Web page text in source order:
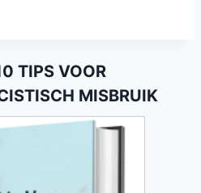
TIPS VOOR
MISBRUIK